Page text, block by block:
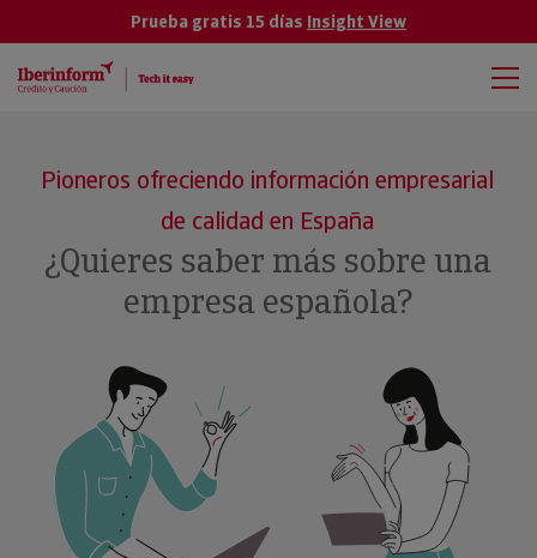
Prueba gratis 15 días Insight View
Pioneros ofreciendo información empresarial
de calidad en España
¿Quieres saber más sobre una
empresa española?